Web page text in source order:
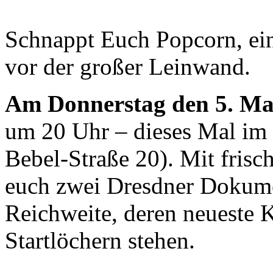
Schnappt Euch Popcorn,
vor der großer Leinwand.
Am Donnerstag den 5.
um 20 Uhr – dieses Mal im
Bebel-Straße 20). Mit
euch zwei Dresdner
Reichweite, deren neueste
Startlöchern stehen.